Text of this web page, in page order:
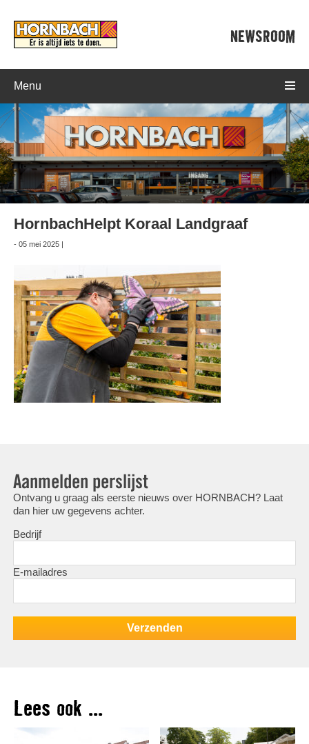
NEWSROOM
Menu
HornbachHelpt Koraal Landgraaf
- 05 mei 2025 |
Aanmelden perslijst
Ontvang u graag als eerste nieuws over HORNBACH? Laat
dan hier uw gegevens achter.
Bedrijf
E-mailadres
Lees ook ...